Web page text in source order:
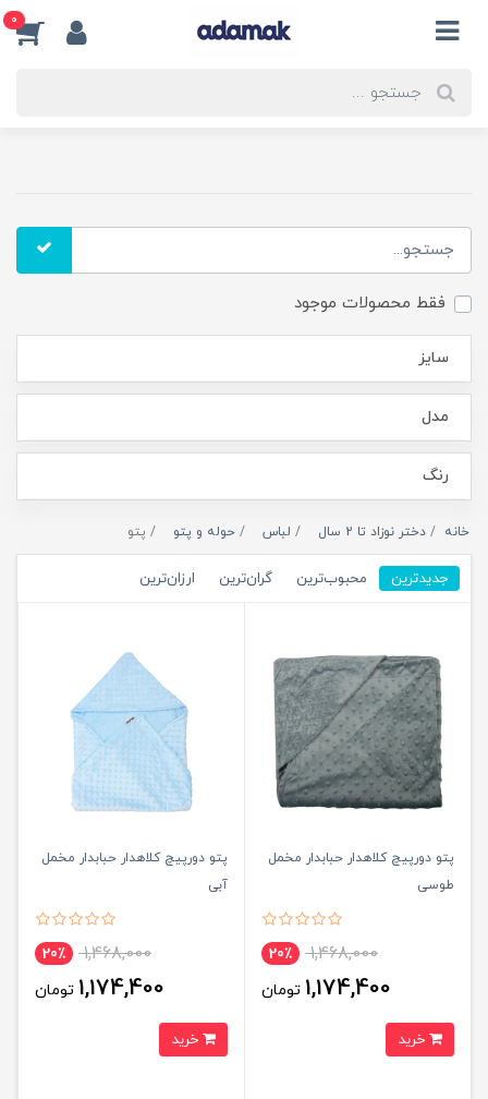
0
فقط محصولات موجود
سایز
مدل
رنگ
خانه دختر نوزاد تا 2 سال لباس حوله و پتو پتو
جدیدترین محبوب‌ترین گران‌ترین ارزان‌ترین
پتو دورپیچ کلاهدار حبابدار مخمل
طوسی
1,468,000 20٪
1,174,400 تومان
پتو دورپیچ کلاهدار حبابدار مخمل
آبی
1,468,000 20٪
1,174,400 تومان